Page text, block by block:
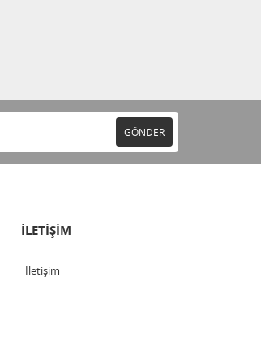
GÖNDER
İLETİŞİM
İletişim